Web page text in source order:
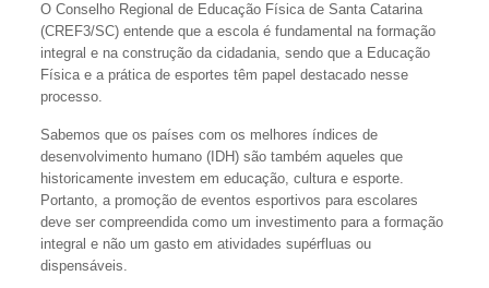
O Conselho Regional de Educação Física de Santa Catarina
(CREF3/SC) entende que a escola é fundamental na formação
integral e na construção da cidadania, sendo que a Educação
Física e a prática de esportes têm papel destacado nesse
processo.
Sabemos que os países com os melhores índices de
desenvolvimento humano (IDH) são também aqueles que
historicamente investem em educação, cultura e esporte.
Portanto, a promoção de eventos esportivos para escolares
deve ser compreendida como um investimento para a formação
integral e não um gasto em atividades supérfluas ou
dispensáveis.